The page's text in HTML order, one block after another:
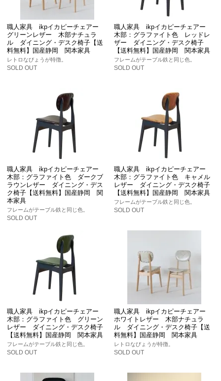
職人家具 ikpイカピーチェアー
グリーンレザー 木部ナチュラ
ル ダイニング・デスク椅子【送
料無料】国産静岡 関本家具
レトロなびょうが特徴。
SOLD OUT
職人家具 ikpイカピーチェアー
木部：グラファイト色 レッドレ
ザー ダイニング・デスク椅子
【送料無料】国産静岡 関本家具
フレームがテーブル鉄と同じ色。
SOLD OUT
職人家具 ikpイカピーチェアー
木部：グラファイト色 ダークブ
ラウンレザー ダイニング・デス
ク椅子【送料無料】国産静岡 関
本家具
フレームがテーブル鉄と同じ色。
SOLD OUT
職人家具 ikpイカピーチェアー
木部：グラファイト色 キャメル
レザー ダイニング・デスク椅子
【送料無料】国産静岡 関本家具
フレームがテーブル鉄と同じ色。
SOLD OUT
職人家具 ikpイカピーチェアー
木部：グラファイト色 グリーン
レザー ダイニング・デスク椅子
【送料無料】国産静岡 関本家具
フレームがテーブル鉄と同じ色。
SOLD OUT
職人家具 ikpイカピーチェアー
ホワイトレザー 木部ナチュラ
ル ダイニング・デスク椅子【送
料無料】国産静岡 関本家具
レトロなびょうが特徴。
SOLD OUT